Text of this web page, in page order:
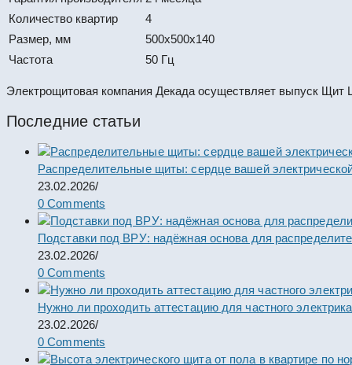
Количество квартир
4
Размер, мм
500x500x140
Частота
50 Гц
Электрощитовая компания Декада осуществляет выпуск
Последние статьи
Распределительные щиты: сердце вашей
23.02.2026/
0 Comments
Подставки под ВРУ: надёжная основа для
23.02.2026/
0 Comments
Нужно ли проходить аттестацию для частного
23.02.2026/
0 Comments